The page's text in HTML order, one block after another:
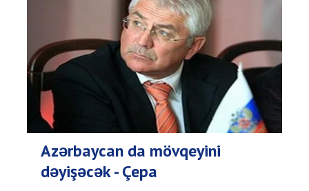
Azərbaycan da mövqeyini
dəyişəcək - Çepa